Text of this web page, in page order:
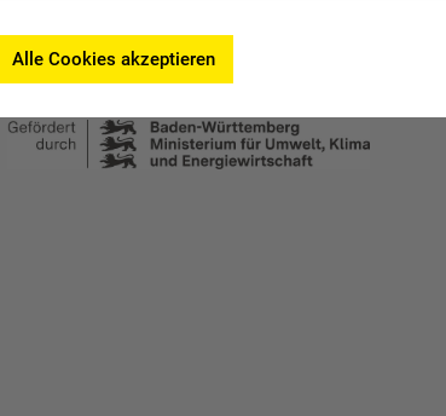
Alle Cookies akzeptieren